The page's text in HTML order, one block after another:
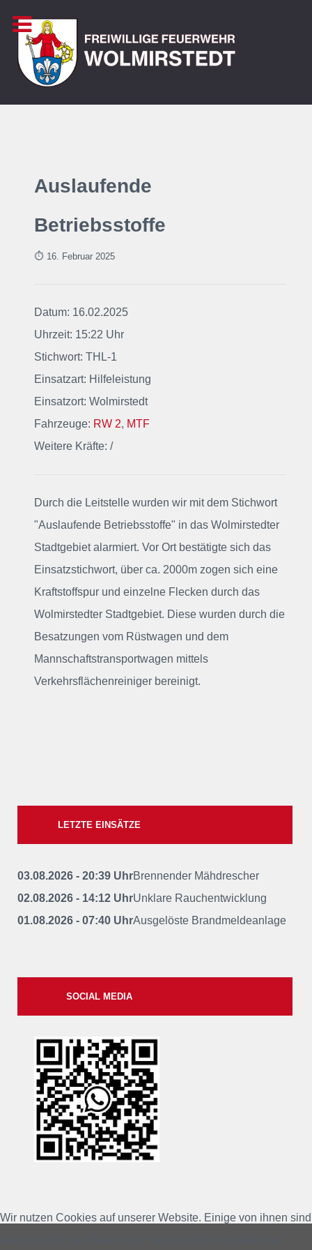
Auslaufende
Betriebsstoffe
⏱ 16. Februar 2025
Datum: 16.02.2025
Uhrzeit: 15:22 Uhr
Stichwort: THL-1
Einsatzart: Hilfeleistung
Einsatzort: Wolmirstedt
Fahrzeuge: RW 2, MTF
Weitere Kräfte: /
Durch die Leitstelle wurden wir mit dem Stichwort
"Auslaufende Betriebsstoffe" in das Wolmirstedter
Stadtgebiet alarmiert. Vor Ort bestätigte sich das
Einsatzstichwort, über ca. 2000m zogen sich eine
Kraftstoffspur und einzelne Flecken durch das
Wolmirstedter Stadtgebiet. Diese wurden durch die
Besatzungen vom Rüstwagen und dem
Mannschaftstransportwagen mittels
Verkehrsflächenreiniger bereinigt.
LETZTE EINSÄTZE
03.08.2026 - 20:39 UhrBrennender Mähdrescher
02.08.2026 - 14:12 UhrUnklare Rauchentwicklung
01.08.2026 - 07:40 UhrAusgelöste Brandmeldeanlage
SOCIAL MEDIA
Wir nutzen Cookies auf unserer Website. Einige von ihnen sind